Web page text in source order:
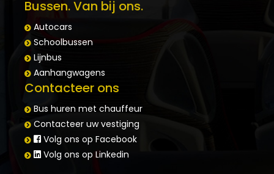
Bussen. Van bij ons.
Autocars
Schoolbussen
Lijnbus
Aanhangwagens
Contacteer ons
Bus huren met chauffeur
Contacteer uw vestiging
Volg ons op Facebook
Volg ons op Linkedin